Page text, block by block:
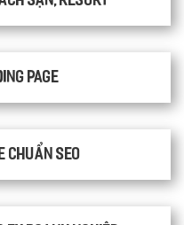
Page
SEO